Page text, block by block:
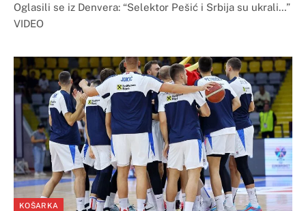
Oglasili se iz Denvera: “Selektor Pešić i Srbija su ukrali…”
VIDEO
KOŠARKA